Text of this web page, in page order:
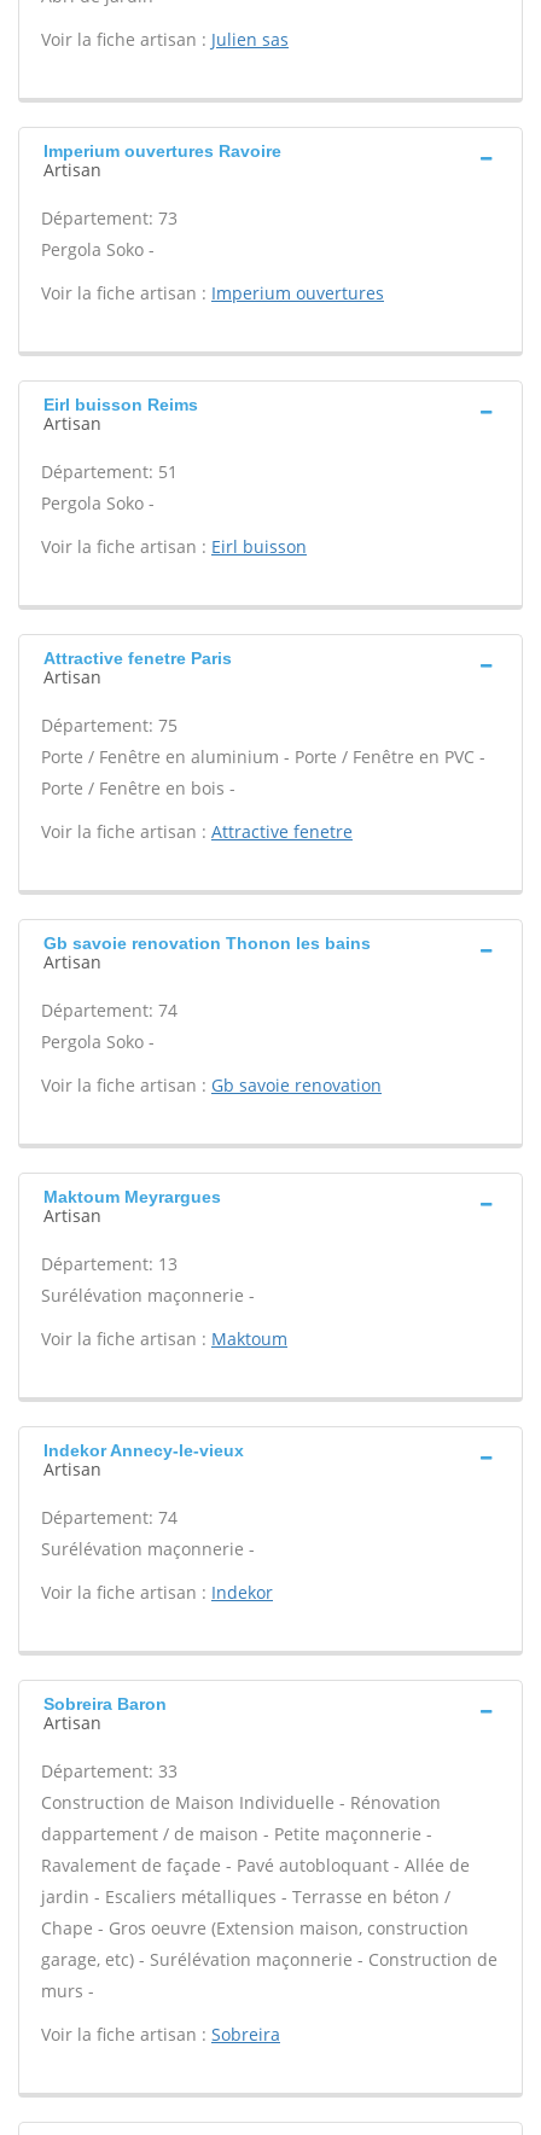
Voir la fiche artisan : Julien sas
Imperium ouvertures Ravoire
Artisan
Département: 73
Pergola Soko -
Voir la fiche artisan : Imperium ouvertures
Eirl buisson Reims
Artisan
Département: 51
Pergola Soko -
Voir la fiche artisan : Eirl buisson
Attractive fenetre Paris
Artisan
Département: 75
Porte / Fenêtre en aluminium - Porte / Fenêtre en PVC -
Porte / Fenêtre en bois -
Voir la fiche artisan : Attractive fenetre
Gb savoie renovation Thonon les bains
Artisan
Département: 74
Pergola Soko -
Voir la fiche artisan : Gb savoie renovation
Maktoum Meyrargues
Artisan
Département: 13
Surélévation maçonnerie -
Voir la fiche artisan : Maktoum
Indekor Annecy-le-vieux
Artisan
Département: 74
Surélévation maçonnerie -
Voir la fiche artisan : Indekor
Sobreira Baron
Artisan
Département: 33
Construction de Maison Individuelle - Rénovation
dappartement / de maison - Petite maçonnerie -
Ravalement de façade - Pavé autobloquant - Allée de
jardin - Escaliers métalliques - Terrasse en béton /
Chape - Gros oeuvre (Extension maison, construction
garage, etc) - Surélévation maçonnerie - Construction de
murs -
Voir la fiche artisan : Sobreira